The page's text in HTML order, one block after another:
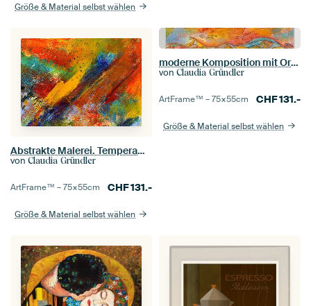
Größe & Material selbst wählen
Abstrakte Malerei. Temperamentvoll in Rot
von Claudia Gründler
ArtFrame™ –75×55cm CHF131.-
Größe & Material selbst wählen
moderne Komposition mit Ornamenten
von Claudia Gründler
ArtFrame™ –75×55cm CHF131.-
Größe & Material selbst wählen